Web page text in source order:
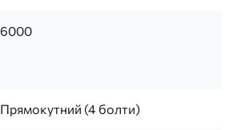
6000
Прямокутний (4 болти)